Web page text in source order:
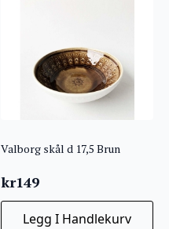
Valborg skål d 17,5 Brun
kr149
Legg I Handlekurv